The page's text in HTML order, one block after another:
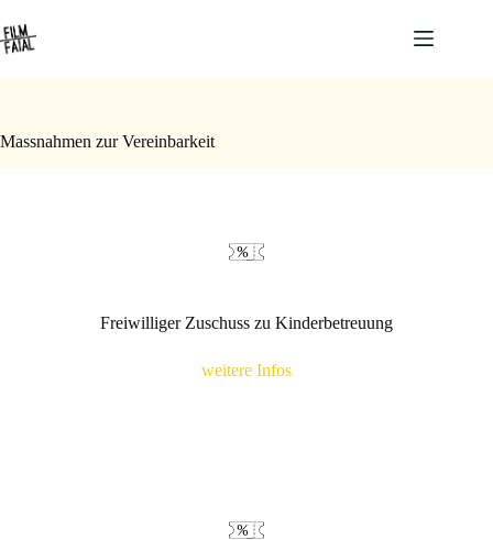
Inhalt
springen
Massnahmen zur Vereinbarkeit
Freiwilliger Zuschuss zu Kinderbetreuung
weitere Infos